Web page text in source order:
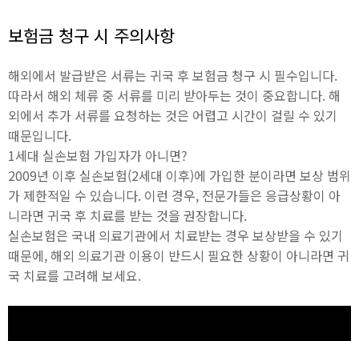
보험금 청구 시 주의사항
해외에서 발급받은 서류는 귀국 후 보험금 청구 시 필수입니다.
따라서 해외 체류 중 서류를 미리 받아두는 것이 중요합니다. 해
외에서 추가 서류를 요청하는 것은 어렵고 시간이 걸릴 수 있기
때문입니다.
1세대 실손보험 가입자가 아니면?
2009년 이후 실손보험(2세대 이후)에 가입한 분이라면 보상 범위
가 제한적일 수 있습니다. 이런 경우, 전문가들은 응급상황이 아
니라면 귀국 후 치료를 받는 것을 권장합니다.
실손보험은 국내 의료기관에서 치료받는 경우 보상받을 수 있기
때문에, 해외 의료기관 이용이 반드시 필요한 상황이 아니라면 귀
국 치료를 고려해 보세요.